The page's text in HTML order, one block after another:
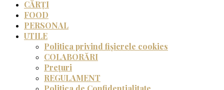
CĂRȚI
FOOD
PERSONAL
UTILE
Politica privind fișierele cookies
COLABORĂRI
Prețuri
REGULAMENT